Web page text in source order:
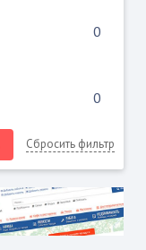
Сбросить фильтр